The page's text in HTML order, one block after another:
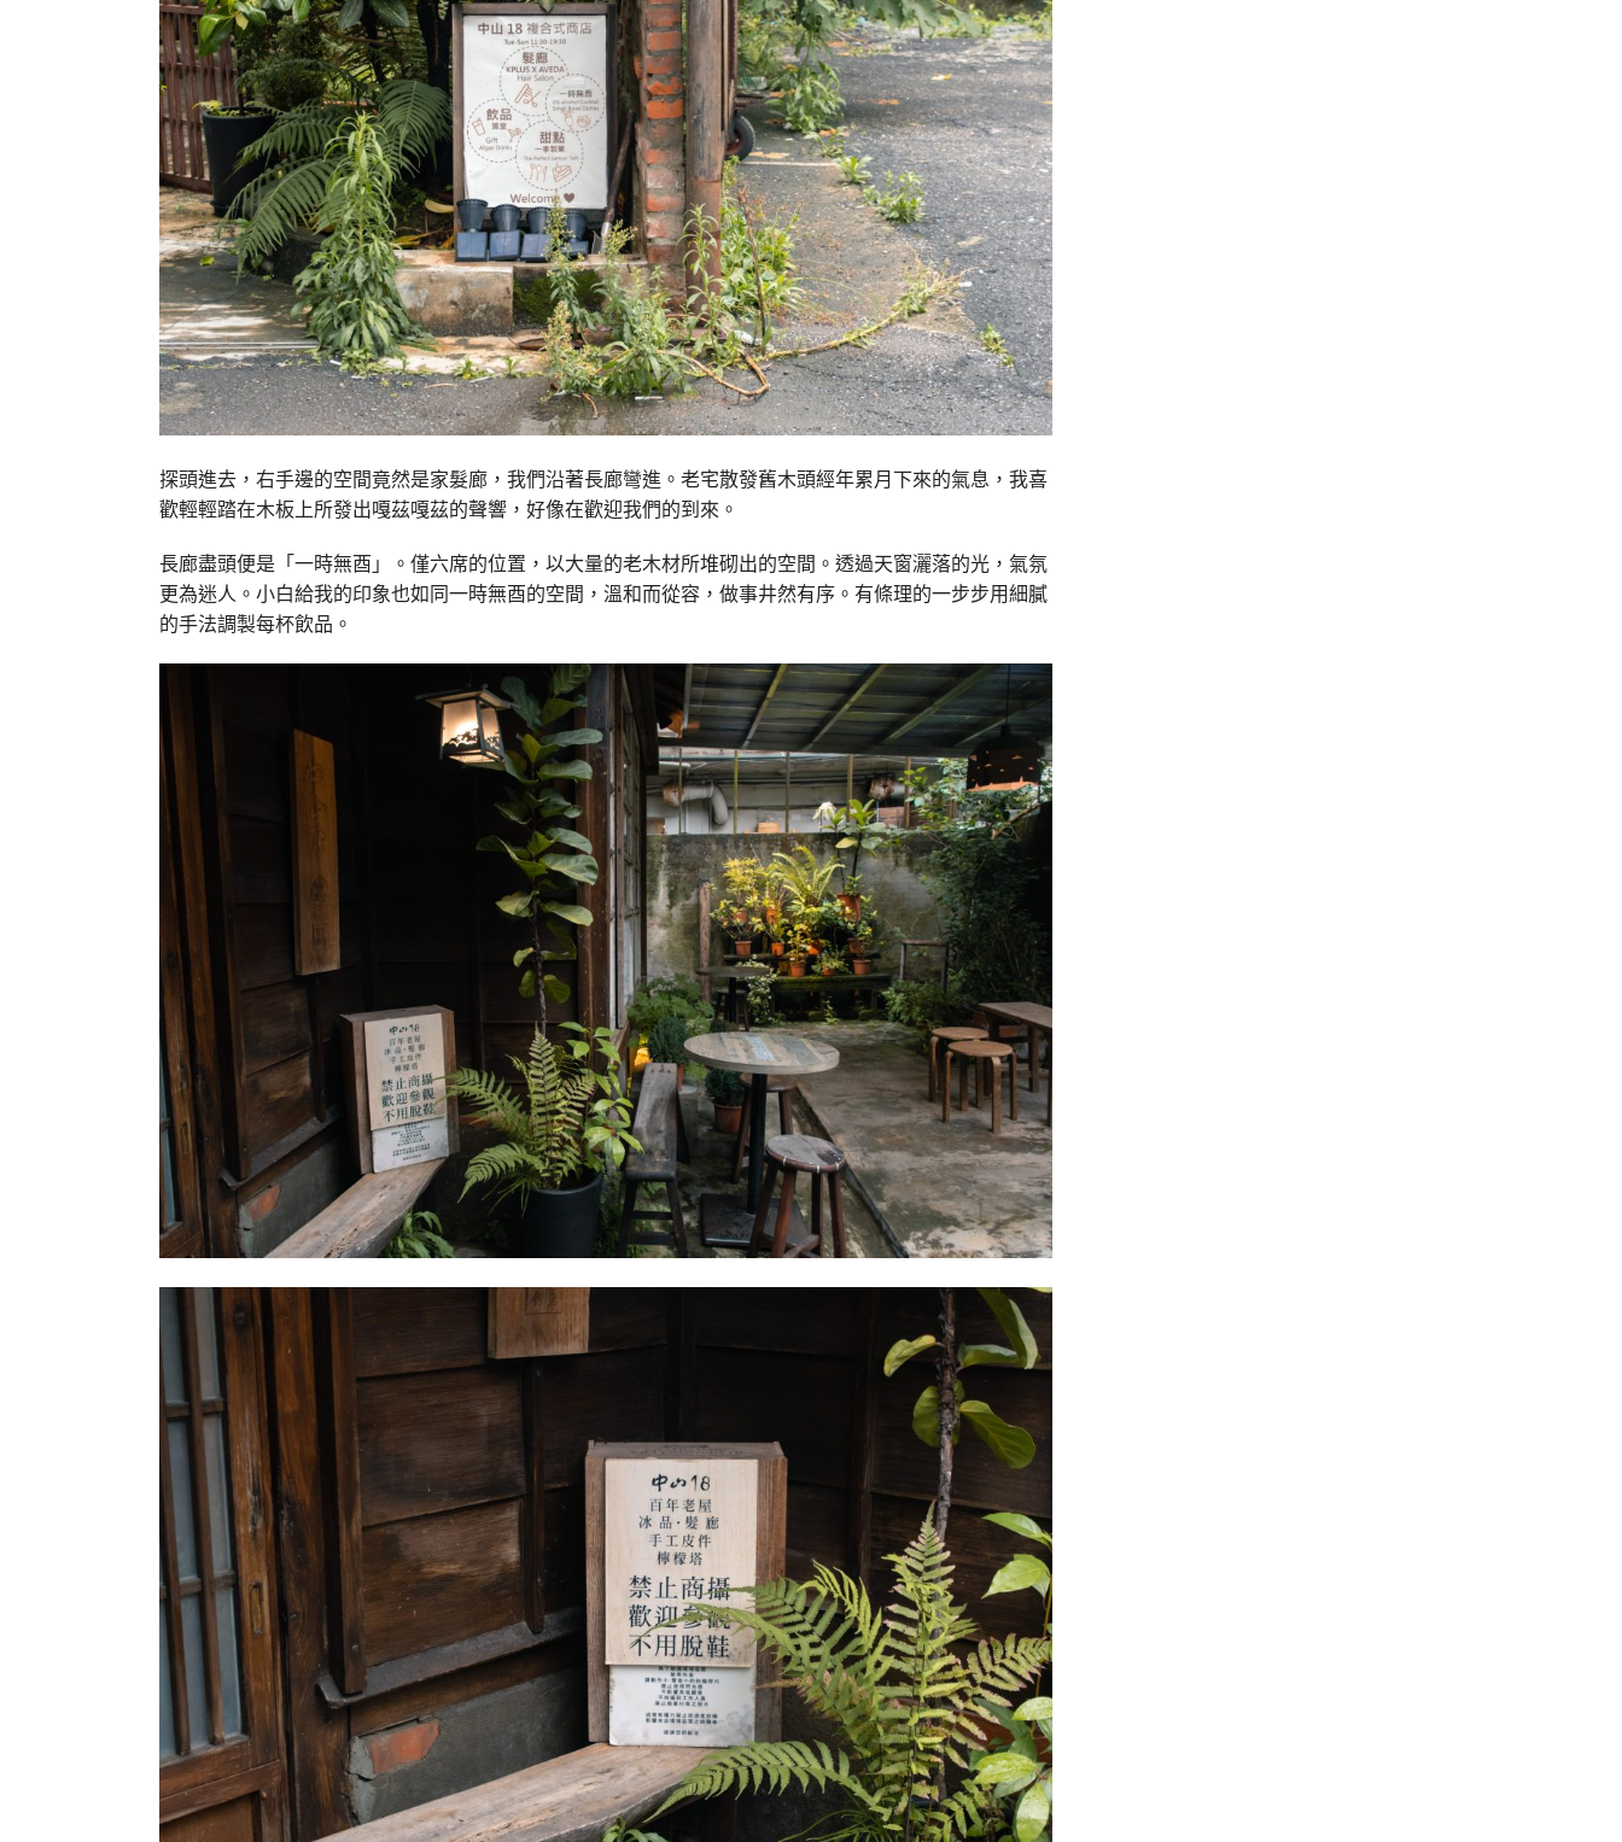
探頭進去，右手邊的空間竟然是家髮廊，我們沿著長廊彎進。老宅散發舊木頭經年累月下來的氣息，我喜
歡輕輕踏在木板上所發出嘎茲嘎茲的聲響，好像在歡迎我們的到來。
長廊盡頭便是「一時無酉」。僅六席的位置，以大量的老木材所堆砌出的空間。透過天窗灑落的光，氣氛
更為迷人。小白給我的印象也如同一時無酉的空間，溫和而從容，做事井然有序。有條理的一步步用細膩
的手法調製每杯飲品。